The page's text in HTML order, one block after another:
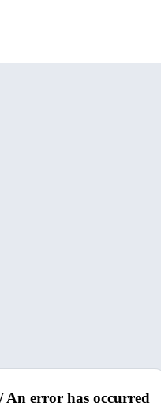
An error has occurred